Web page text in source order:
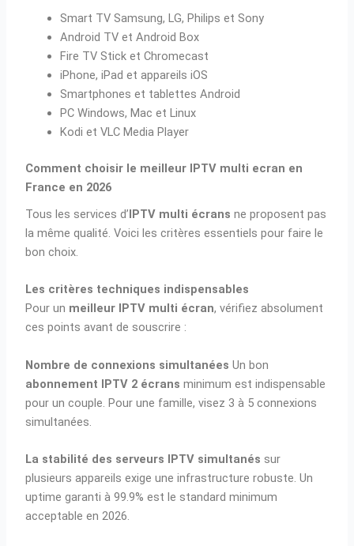
Smart TV Samsung, LG, Philips et Sony
Android TV et Android Box
Fire TV Stick et Chromecast
iPhone, iPad et appareils iOS
Smartphones et tablettes Android
PC Windows, Mac et Linux
Kodi et VLC Media Player
Comment choisir le meilleur IPTV multi ecran en
France en 2026
Tous les services d’IPTV multi écrans ne proposent pas
la même qualité. Voici les critères essentiels pour faire le
bon choix.
Les critères techniques indispensables
Pour un meilleur IPTV multi écran, vérifiez absolument
ces points avant de souscrire :
Nombre de connexions simultanées Un bon
abonnement IPTV 2 écrans minimum est indispensable
pour un couple. Pour une famille, visez 3 à 5 connexions
simultanées.
La stabilité des serveurs IPTV simultanés sur
plusieurs appareils exige une infrastructure robuste. Un
uptime garanti à 99.9% est le standard minimum
acceptable en 2026.